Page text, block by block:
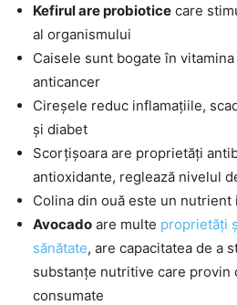
Kefirul are probiotice care
al organismului
Caisele sunt bogate în
anticancer
Cireșele reduc inflamațiile,
și diabet
Scorțișoara are proprietăți
antioxidante, reglează nivelul
Colina din ouă este un
Avocado are multe proprietăți
sănătate, are capacitatea de a
substanțe nutritive care provin
consumate